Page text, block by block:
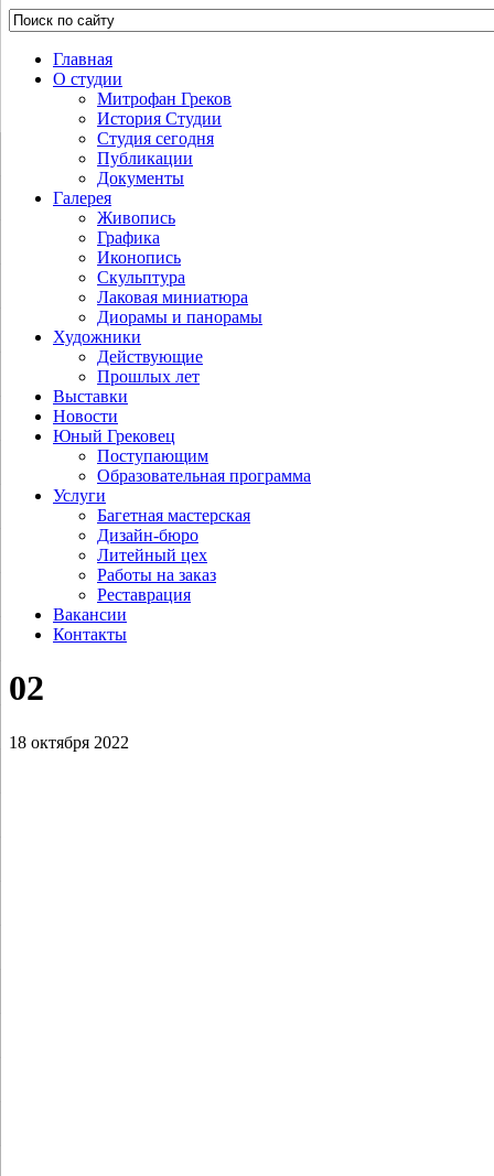
Главная
О студии
Митрофан Греков
История Студии
Студия сегодня
Публикации
Документы
Галерея
Живопись
Графика
Иконопись
Скульптура
Лаковая миниатюра
Диорамы и панорамы
Художники
Действующие
Прошлых лет
Выставки
Новости
Юный Грековец
Поступающим
Образовательная программа
Услуги
Багетная мастерская
Дизайн-бюро
Литейный цех
Работы на заказ
Реставрация
Вакансии
Контакты
02
18 октября 2022